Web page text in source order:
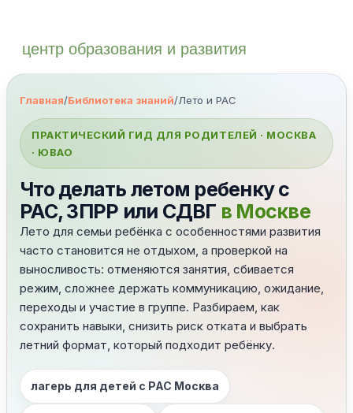
Главная/Библиотека знаний/Лето и РАС
ПРАКТИЧЕСКИЙ ГИД ДЛЯ РОДИТЕЛЕЙ · МОСКВА
· ЮВАО
Что делать летом ребенку с
РАС, ЗПРР или СДВГ в Москве
Лето для семьи ребёнка с особенностями развития
часто становится не отдыхом, а проверкой на
выносливость: отменяются занятия, сбивается
режим, сложнее держать коммуникацию, ожидание,
переходы и участие в группе. Разбираем, как
сохранить навыки, снизить риск отката и выбрать
летний формат, который подходит ребёнку.
лагерь для детей с РАС Москва